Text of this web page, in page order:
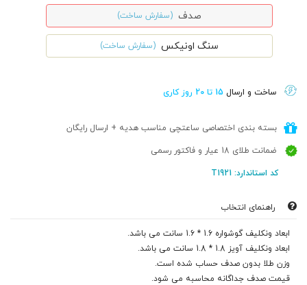
صدف (سفارش ساخت)
سنگ اونیکس (سفارش ساخت)
ساخت و ارسال 15 تا 20 روز کاری
بسته بندی اختصاصی ساعتچی مناسب هدیه + ارسال رایگان
ضمانت طلای 18 عیار و فاکتور رسمی
کد استاندارد: T1921
راهنمای انتخاب
ابعاد ونکلیف گوشواره 1.6 * 1.6 سانت می باشد.
ابعاد ونکلیف آویز 1.8 * 1.8 سانت می باشد.
وزن طلا بدون صدف حساب شده است.
قیمت صدف جداگانه محاسبه می شود.